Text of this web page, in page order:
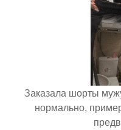
Заказала шорты
нормально,